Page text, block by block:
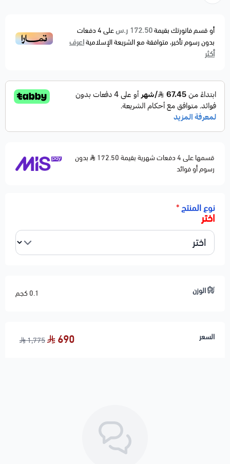
للمستوى المثالي. بديلة مطابقة للأصلي OEM.
🚗 الموديلات المتوافقة
• Cruze Limited — 2016
⚙️ مواصفات المنتج
مصنوعة من ألمنيوم مقاوم للصدأ
تركيب مباشر بدون أي تعديل
الحالة: جديد 100%
🛠️ ملاحظات المحمادي
يُفضّل تغيير الفلتر الداخلي عند تغيير الثلاجة لنتائج أفضل
فحص خطوط الفريون قبل التركيب ضروري لمنع التسريب
🚚 تنتهي مسؤوليتنا بعد تسليم الشحنة لشركة النقل
أو قسم فاتورتك بقيمة172.50 ر.س على4دفعات
بدون رسوم تأخير، متوافقة مع الشريعة الإسلاميةاعرف
أكثر
قسمها على 4 دفعات شهرية بقيمة 172.50
بدون
رسوم أو فوائد
نوع المنتج*
اختر
الوزن 0.1 كجم
السعر 690
1,775